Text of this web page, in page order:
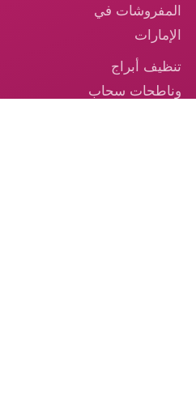
المفروشات في
الإمارات
تنظيف أبراج
وناطحات سحاب